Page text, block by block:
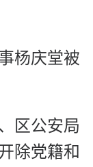
杨庆堂被
区公安局
除党籍和